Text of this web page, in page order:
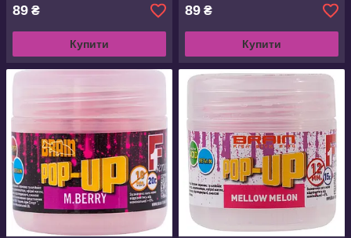
89 ₴
Купити
89 ₴
Купити